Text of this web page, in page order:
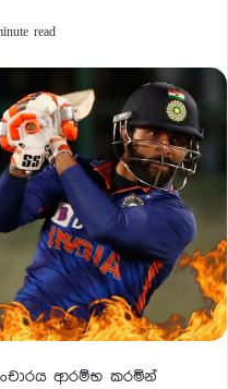
read
ආරම්භ කරමින්